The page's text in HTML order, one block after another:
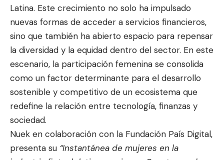
Latina. Este crecimiento no solo ha impulsado
nuevas formas de acceder a servicios financieros,
sino que también ha abierto espacio para repensar
la diversidad y la equidad dentro del sector. En este
escenario, la participación femenina se consolida
como un factor determinante para el desarrollo
sostenible y competitivo de un ecosistema que
redefine la relación entre tecnología, finanzas y
sociedad.
Nuek en colaboración con la Fundación País Digital,
presenta su “Instantánea de mujeres en la